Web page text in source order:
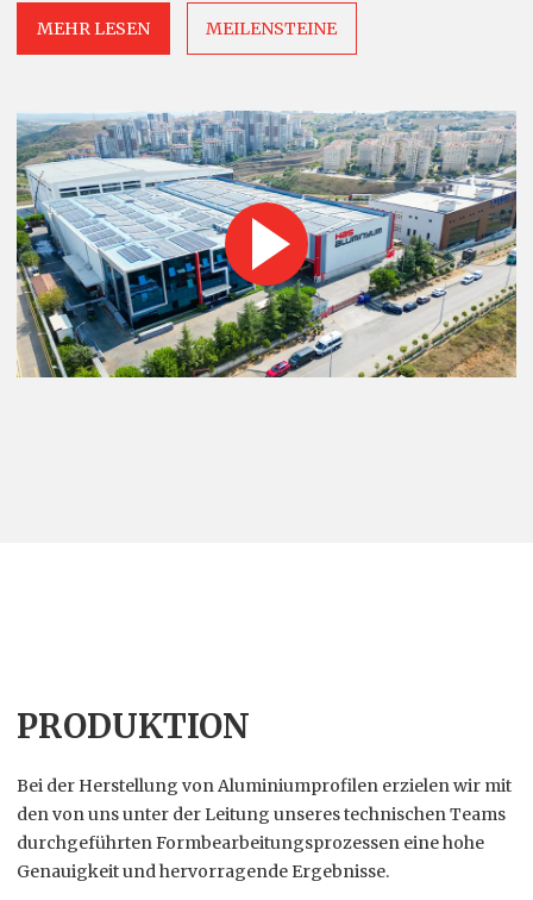
MEHR LESEN MEILENSTEINE
PRODUKTION
Bei der Herstellung von Aluminiumprofilen erzielen wir mit
den von uns unter der Leitung unseres technischen Teams
durchgeführten Formbearbeitungsprozessen eine hohe
Genauigkeit und hervorragende Ergebnisse.